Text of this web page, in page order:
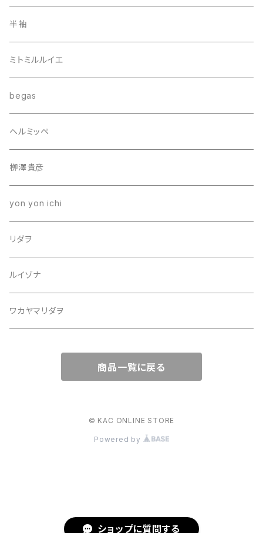
ショップに質問する
半袖
ミトミルルイエ
begas
ヘルミッペ
栁澤貴彦
yon yon ichi
リダヲ
ルイゾナ
ワカヤマリダヲ
商品一覧に戻る
© KAC ONLINE STORE
Powered by